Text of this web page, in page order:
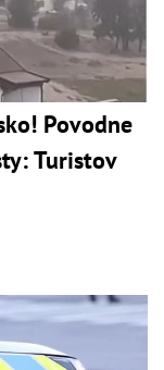
Povodne
Turistov